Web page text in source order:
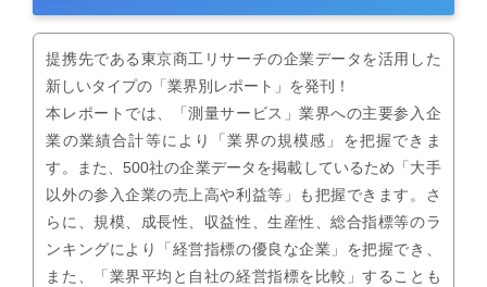
提携先である東京商工リサーチの企業データを活用した
新しいタイプの「業界別レポート」を発刊！
本レポートでは、「測量サービス」業界への主要参入企
業の業績合計等により「業界の規模感」を把握できま
す。また、500社の企業データを掲載しているため「大手
以外の参入企業の売上高や利益等」も把握できます。さ
らに、規模、成長性、収益性、生産性、総合指標等のラ
ンキングにより「経営指標の優良な企業」を把握でき、
また、「業界平均と自社の経営指標を比較」することも